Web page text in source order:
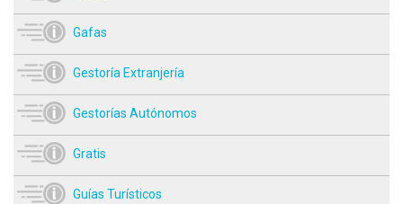
Gafas
Gestoría Extranjería
Gestorías Autónomos
Gratis
Guías Turísticos